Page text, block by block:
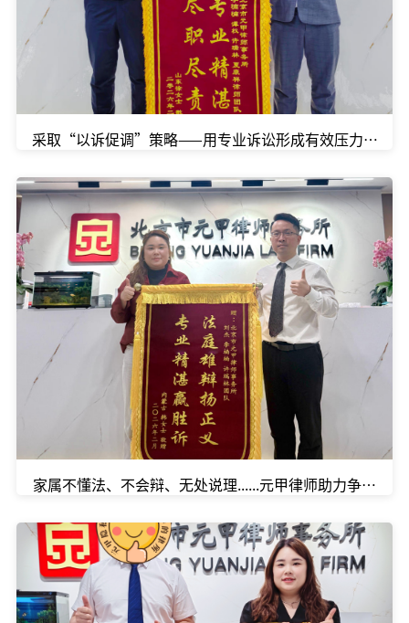
采取“以诉促调”策略——用专业诉讼形成有效压力，在庭
家属不懂法、不会辩、无处说理......元甲律师助力争取到